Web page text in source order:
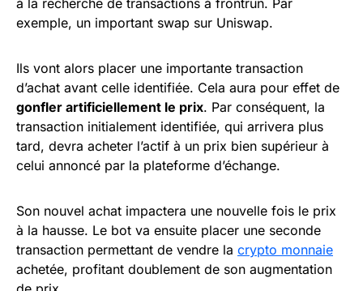
à la recherche de transactions à frontrun. Par
exemple, un important swap sur Uniswap.
Ils vont alors placer une importante transaction
d’achat avant celle identifiée. Cela aura pour effet de
gonfler artificiellement le prix. Par conséquent, la
transaction initialement identifiée, qui arrivera plus
tard, devra acheter l’actif à un prix bien supérieur à
celui annoncé par la plateforme d’échange.
Son nouvel achat impactera une nouvelle fois le prix
à la hausse. Le bot va ensuite placer une seconde
transaction permettant de vendre la crypto monnaie
achetée, profitant doublement de son augmentation